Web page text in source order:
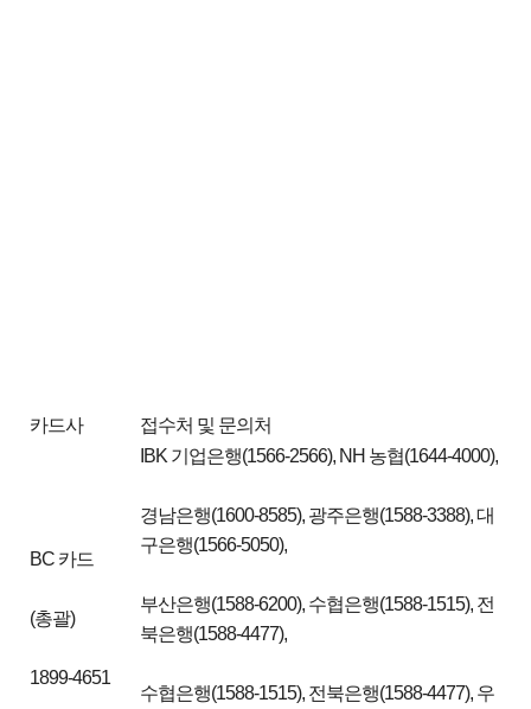
카드사 접수처 및 문의처
BC 카드
(총괄)
1899-4651
IBK 기업은행(1566-2566), NH 농협(1644-4000),
경남은행(1600-8585), 광주은행(1588-3388), 대
구은행(1566-5050),
부산은행(1588-6200), 수협은행(1588-1515), 전
북은행(1588-4477),
수협은행(1588-1515), 전북은행(1588-4477), 우